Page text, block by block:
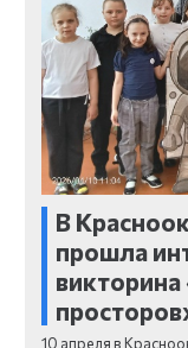
В
прошла
10 апреля в